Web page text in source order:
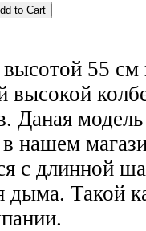
55 см
высокой
Даная модель
нашем
с длинной
дыма. Такой